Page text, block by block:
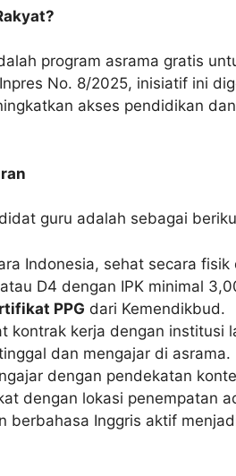
program asrama gratis
No. 8/2025, inisiatif ini
akses pendidikan
guru adalah sebagai
Indonesia, sehat secara fisik
D4 dengan IPK minimal
PPG dari Kemendikbud.
kontrak kerja dengan institusi
dan mengajar di asrama.
dengan pendekatan
dengan lokasi penempatan
berbahasa Inggris aktif